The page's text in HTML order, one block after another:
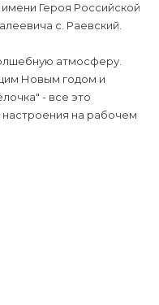
Героя Российской
с. Раевский.
атмосферу.
Новым годом и
- все это
настроения на рабочем